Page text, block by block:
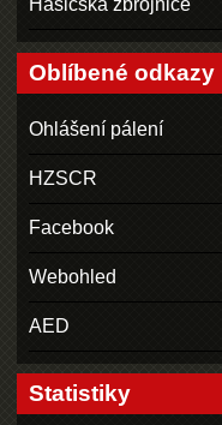
Hasičská zbrojnice
Oblíbené odkazy
Ohlášení pálení
HZSCR
Facebook
Webohled
AED
Statistiky